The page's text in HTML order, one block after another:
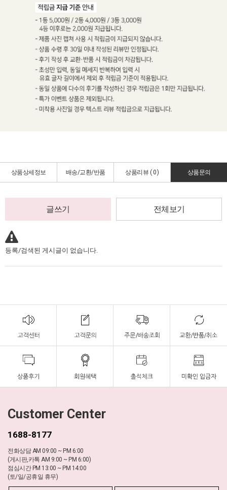
상품상세정보 배송/교환/반품 상품리뷰 ( 0) 상품문의
글쓰기 전체보기
등록/검색된 게시글이 없습니다.
Customer Center
1688-8177
전화상담 AM 09:00 ~ PM 6:00
(게시판,카톡 AM 9:00 ~ PM 6:00)
점심시간 PM 13:00 ~ PM 14:00
(토/일/공휴일 휴무)